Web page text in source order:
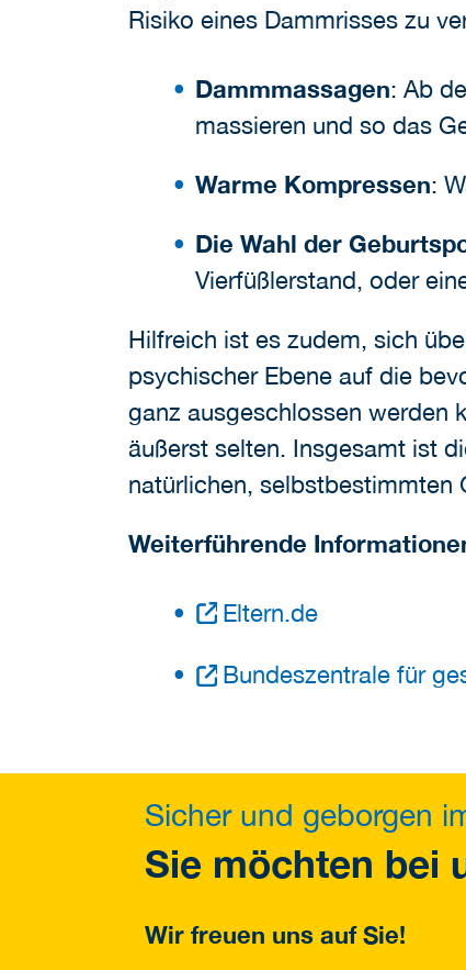
Risiko eines Dammrisses zu
Dammmassagen: Ab
massieren und so das
Warme Kompressen:
Die Wahl der
Vierfüßlerstand, oder
Hilfreich ist es zudem, sich
psychischer Ebene auf die
ganz ausgeschlossen werden
äußerst selten. Insgesamt ist
natürlichen, selbstbestimmten
Weiterführende
Eltern.de
Bundeszentrale für
Sicher und geborgen
Sie möchten bei
Wir freuen uns auf Sie!